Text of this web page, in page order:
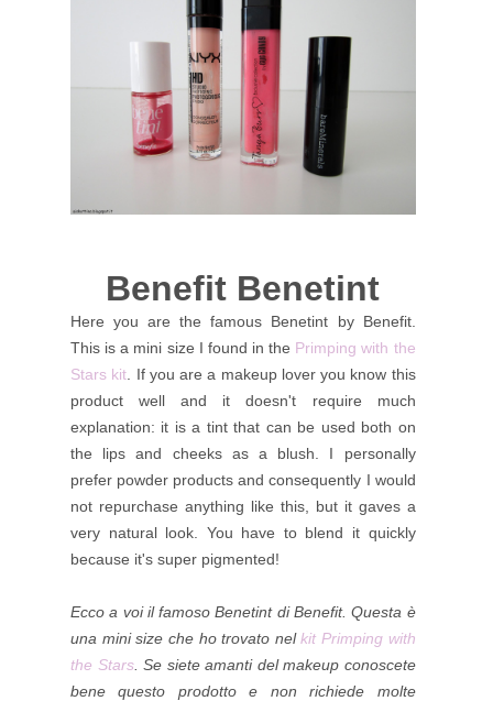
Benefit Benetint
Here you are the famous Benetint by Benefit.
This is a mini size I found in the Primping with the
Stars kit . If you are a makeup lover you know this
product well and it doesn't require much
explanation: it is a tint that can be used both on
the lips and cheeks as a blush. I personally
prefer powder products and consequently I would
not repurchase anything like this, but it gaves a
very natural look. You have to blend it quickly
because it's super pigmented!
Ecco a voi il famoso Benetint di Benefit. Questa è
una mini size che ho trovato nelkit Primping with
the Stars. Se siete amanti del makeup conoscete
bene questo prodotto e non richiede molte